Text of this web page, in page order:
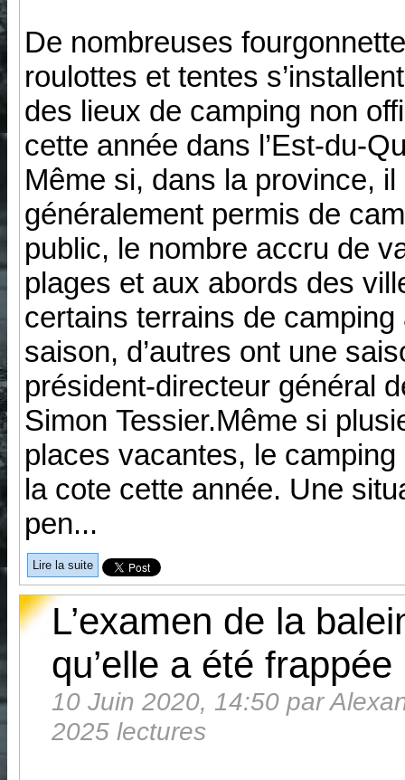
De nombreuses
roulottes et tentes
des lieux de camping non
cette année dans l’Est-du-
Même si, dans la province, il
généralement permis de
public, le nombre accru de
plages et aux abords des
certains terrains de
saison, d’autres ont une
président-directeur général
Simon Tessier.Même si
places vacantes, le
la cote cette année. Une
pen...
Lire la suite
L’examen de la
qu’elle a été
10 Juin 2020, 14:50 par
2025 lectures